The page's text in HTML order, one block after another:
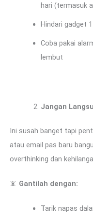
hari (termasuk
Hindari gadget
Coba pakai
lembut
Jangan
Ini susah banget tapi
atau email pas baru
overthinking dan
📵 Gantilah dengan:
Tarik napas